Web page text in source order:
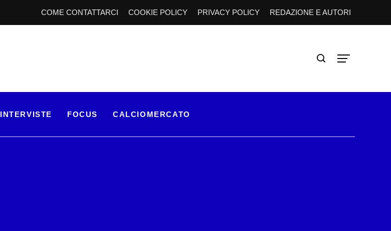
COME CONTATTARCI COOKIE POLICY PRIVACY POLICY REDAZIONE E AUTORI
INTERVISTE FOCUS CALCIOMERCATO